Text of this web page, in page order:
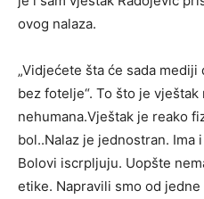
ovog nalaza.
„Vidjećete šta će sada
bez fotelje“. To što je
nehumana.Vještak je reako
bol..Nalaz je jednostran. Ima
Bolovi iscrpljuju. Uopšte
etike. Napravili smo od